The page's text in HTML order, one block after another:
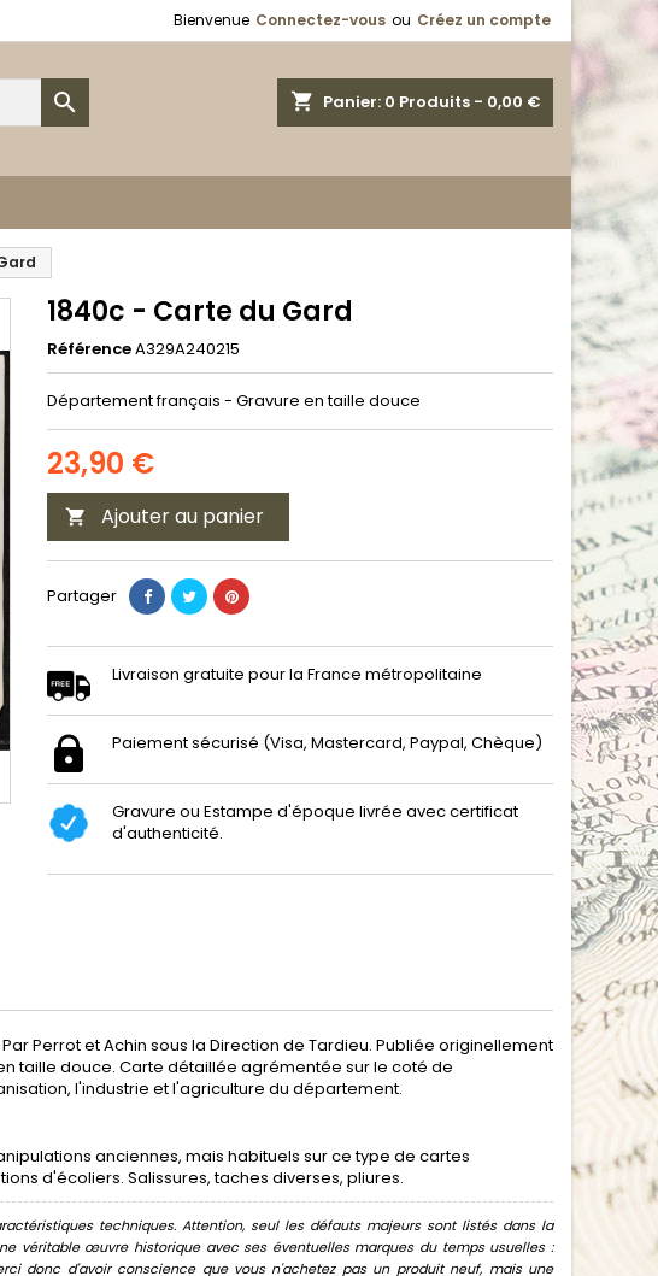
Bienvenue Connectez-vous ou Créez un compte
shopping_cart Panier: 0 Produits - 0,00 €

1840c - Carte du Gard
RéférenceA329A240215
Département français - Gravure en taille douce
23,90 €
 Ajouter au panier
Partager
Livraison gratuite pour la France métropolitaine
Paiement sécurisé (Visa, Mastercard, Paypal, Chèque)
Gravure ou Estampe d'époque livrée avec certificat
d'authenticité.
Perrot et Achin sous la Direction de Tardieu. Publiée originellement
taille douce. Carte détaillée agrémentée sur le coté de
l'industrie et l'agriculture du département.
anciennes, mais habituels sur ce type de cartes
d'écoliers. Salissures, taches diverses, pliures.
techniques. Attention, seul les défauts majeurs sont listés dans la
véritable œuvre historique avec ses éventuelles marques du temps usuelles :
donc d'avoir conscience que vous n'achetez pas un produit neuf, mais une